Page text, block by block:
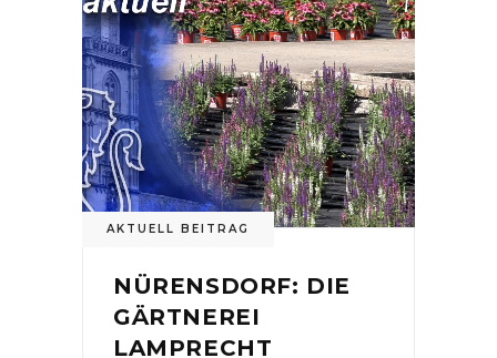
AKTUELL BEITRAG
NÜRENSDORF: DIE
GÄRTNEREI
LAMPRECHT